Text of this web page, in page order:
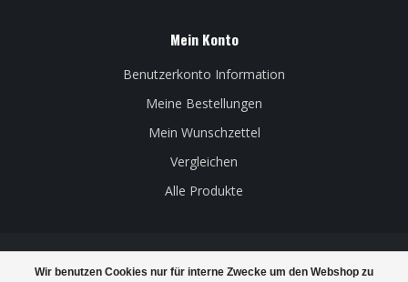
Wir benutzen Cookies nur für interne Zwecke um den Webshop zu
Mein Konto
Benutzerkonto Information
Meine Bestellungen
Mein Wunschzettel
Vergleichen
Alle Produkte